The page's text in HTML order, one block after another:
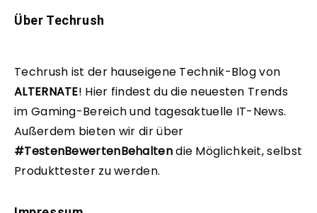
Über Techrush
Techrush ist der hauseigene Technik-Blog von
ALTERNATE! Hier findest du die neuesten Trends
im Gaming-Bereich und tagesaktuelle IT-News.
Außerdem bieten wir dir über
#TestenBewertenBehaltendie Möglichkeit, selbst
Produkttester zu werden.